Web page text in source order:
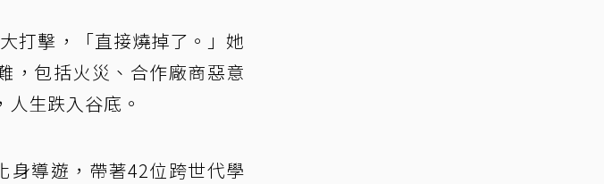
打擊，「直接燒掉了。」她
，包括火災、合作廠商惡意
生跌入谷底。
身導遊，帶著42位跨世代學